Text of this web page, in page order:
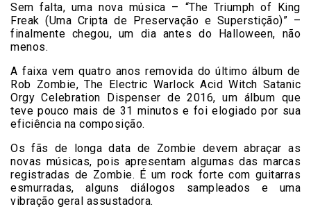
Sem falta, uma nova música – “The Triumph of King
Freak (Uma Cripta de Preservação e Superstição)” –
finalmente chegou, um dia antes do Halloween, não
menos.
A faixa vem quatro anos removida do último álbum de
Rob Zombie, The Electric Warlock Acid Witch Satanic
Orgy Celebration Dispenser de 2016, um álbum que
teve pouco mais de 31 minutos e foi elogiado por sua
eficiência na composição.
Os fãs de longa data de Zombie devem abraçar as
novas músicas, pois apresentam algumas das marcas
registradas de Zombie. É um rock forte com guitarras
esmurradas, alguns diálogos sampleados e uma
vibração geral assustadora.